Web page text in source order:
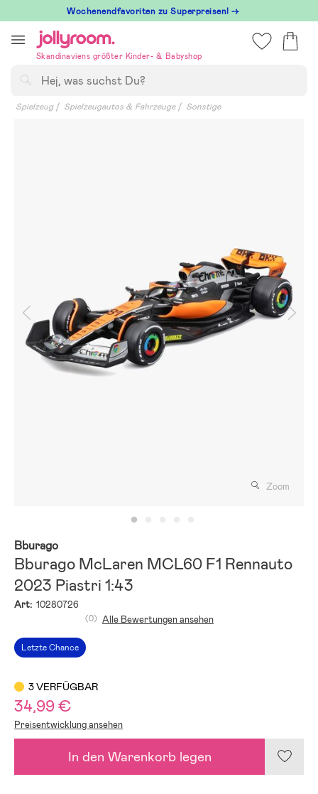
till
innehållet
Wochenendfavoriten zu Superpreisen! →
Skandinaviens größter Kinder- & Babyshop
Spielzeug Spielzeugautos & Fahrzeuge Sonstige
Zoom
Bburago
Bburago McLaren MCL60 F1 Rennauto
2023 Piastri 1:43
Art: 10280726
Letzte Chance
(0) Alle Bewertungen ansehen
3 VERFÜGBAR
34,99 €
Preisentwicklung ansehen
In den Warenkorb legen